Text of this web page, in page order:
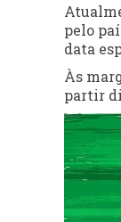
pelo
data
Às
partir